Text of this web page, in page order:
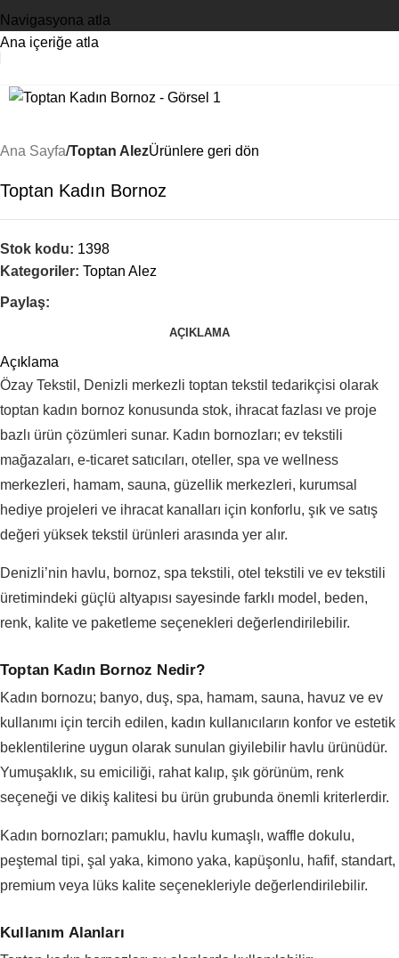
Navigasyona atla
Ana içeriğe atla
Ana Sayfa Toptan AlezÜrünlere geri dön
Toptan Kadın Bornoz
Stok kodu: 1398
Kategoriler: Toptan Alez
Paylaş:
AÇIKLAMA
Açıklama
Özay Tekstil, Denizli merkezli toptan tekstil tedarikçisi olarak
toptan kadın bornoz konusunda stok, ihracat fazlası ve proje
bazlı ürün çözümleri sunar. Kadın bornozları; ev tekstili
mağazaları, e-ticaret satıcıları, oteller, spa ve wellness
merkezleri, hamam, sauna, güzellik merkezleri, kurumsal
hediye projeleri ve ihracat kanalları için konforlu, şık ve satış
değeri yüksek tekstil ürünleri arasında yer alır.
Denizli’nin havlu, bornoz, spa tekstili, otel tekstili ve ev tekstili
üretimindeki güçlü altyapısı sayesinde farklı model, beden,
renk, kalite ve paketleme seçenekleri değerlendirilebilir.
Toptan Kadın Bornoz Nedir?
Kadın bornozu; banyo, duş, spa, hamam, sauna, havuz ve ev
kullanımı için tercih edilen, kadın kullanıcıların konfor ve estetik
beklentilerine uygun olarak sunulan giyilebilir havlu ürünüdür.
Yumuşaklık, su emiciliği, rahat kalıp, şık görünüm, renk
seçeneği ve dikiş kalitesi bu ürün grubunda önemli kriterlerdir.
Kadın bornozları; pamuklu, havlu kumaşlı, waffle dokulu,
peştemal tipi, şal yaka, kimono yaka, kapüşonlu, hafif, standart,
premium veya lüks kalite seçenekleriyle değerlendirilebilir.
Kullanım Alanları